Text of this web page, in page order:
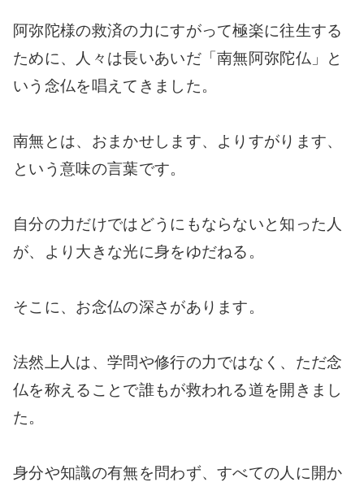
阿弥陀様の救済の力にすがって極楽に往生する
ために、人々は長いあいだ「南無阿弥陀仏」と
いう念仏を唱えてきました。
南無とは、おまかせします、よりすがります、
という意味の言葉です。
自分の力だけではどうにもならないと知った人
が、より大きな光に身をゆだねる。
そこに、お念仏の深さがあります。
法然上人は、学問や修行の力ではなく、ただ念
仏を称えることで誰もが救われる道を開きまし
た。
身分や知識の有無を問わず、すべての人に開か